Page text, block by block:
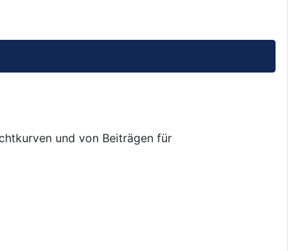
und von Beiträgen für